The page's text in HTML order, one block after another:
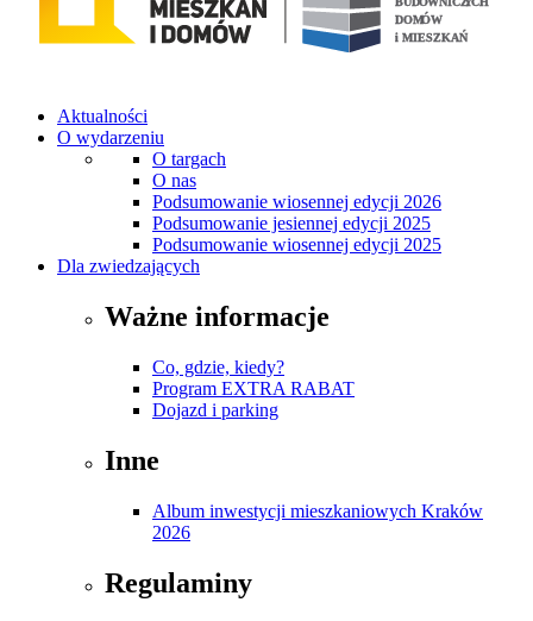
Aktualności
O wydarzeniu
O targach
O nas
Podsumowanie wiosennej edycji 2026
Podsumowanie jesiennej edycji 2025
Podsumowanie wiosennej edycji 2025
Dla zwiedzających
Ważne informacje
Co, gdzie, kiedy?
Program EXTRA RABAT
Dojazd i parking
Inne
Album inwestycji mieszkaniowych Kraków
2026
Regulaminy